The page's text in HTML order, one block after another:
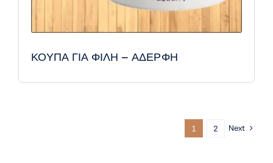
ΚΟΥΠΑ ΓΙΑ ΦΙΛΗ – ΑΔΕΡΦΗ
1 2 Next